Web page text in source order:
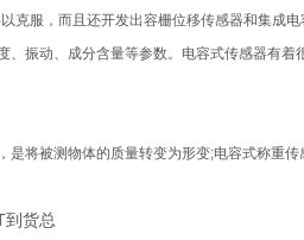
克服，而且还开发出容栅位移传感器和集成
振动、成分含量等参数。电容式传感器有着
将被测物体的质量转变为形变;电容式称重传